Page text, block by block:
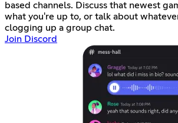
based channels. Discuss that newest
what you're up to, or talk about
clogging up a group chat.
Join Discord